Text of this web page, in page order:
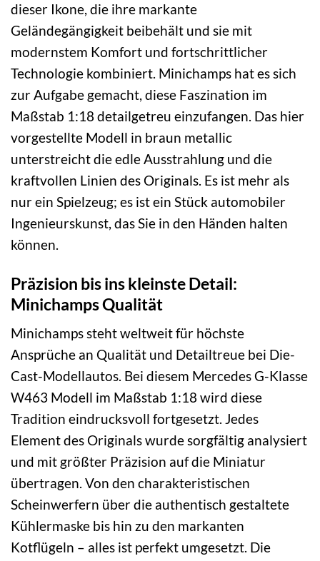
dieser Ikone, die ihre markante
Geländegängigkeit beibehält und sie mit
modernstem Komfort und fortschrittlicher
Technologie kombiniert. Minichamps hat es sich
zur Aufgabe gemacht, diese Faszination im
Maßstab 1:18 detailgetreu einzufangen. Das hier
vorgestellte Modell in braun metallic
unterstreicht die edle Ausstrahlung und die
kraftvollen Linien des Originals. Es ist mehr als
nur ein Spielzeug; es ist ein Stück automobiler
Ingenieurskunst, das Sie in den Händen halten
können.
Präzision bis ins kleinste Detail:
Minichamps Qualität
Minichamps steht weltweit für höchste
Ansprüche an Qualität und Detailtreue bei Die-
Cast-Modellautos. Bei diesem Mercedes G-Klasse
W463 Modell im Maßstab 1:18 wird diese
Tradition eindrucksvoll fortgesetzt. Jedes
Element des Originals wurde sorgfältig analysiert
und mit größter Präzision auf die Miniatur
übertragen. Von den charakteristischen
Scheinwerfern über die authentisch gestaltete
Kühlermaske bis hin zu den markanten
Kotflügeln – alles ist perfekt umgesetzt. Die